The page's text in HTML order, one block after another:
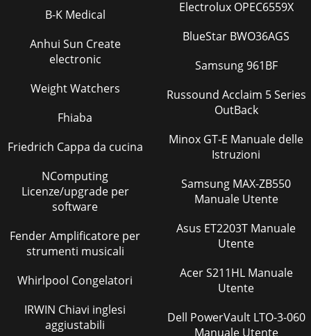
B-K Medical
Anhui Sun Create
electronic
Weight Watchers
Fhiaba
Friedrich Cappa da cucina
NComputing
Licenze/upgrade per
software
Fender Amplificatore per
strumenti musicali
Whirlpool Congelatori
IRWIN Chiavi inglesi
aggiustabili
Electrolux OPEC6559X
BlueStar BWO36AGS
Samsung 961BF
Russound Acclaim 5 Series
OutBack
Minox GT-E Manuale delle
Istruzioni
Samsung MAX-ZB550
Manuale Utente
Asus ET2203T Manuale
Utente
Acer S211HL Manuale
Utente
Dell PowerVault LTO-3-060
Manuale Utente